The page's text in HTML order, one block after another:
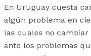
En Uruguay cuesta
algún problema en
las cuales no cambiar
ante los problemas